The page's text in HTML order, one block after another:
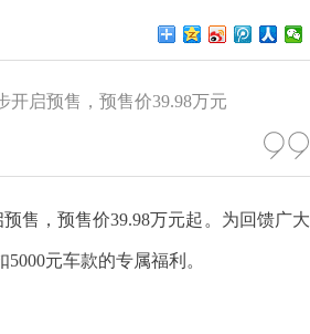
开启预售，预售价39.98万元
售，预售价39.98万元起。为回馈广大
元车款的专属福利。